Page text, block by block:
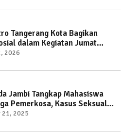
Tangerang Kota Bagikan
dalam Kegiatan Jumat
2026
Jambi Tangkap Mahasiswa
Pemerkosa, Kasus Seksual
Jambi
21, 2025